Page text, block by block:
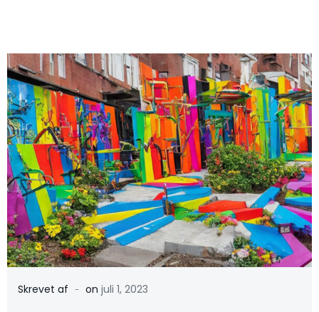
Skrevet af - on juli 1, 2023